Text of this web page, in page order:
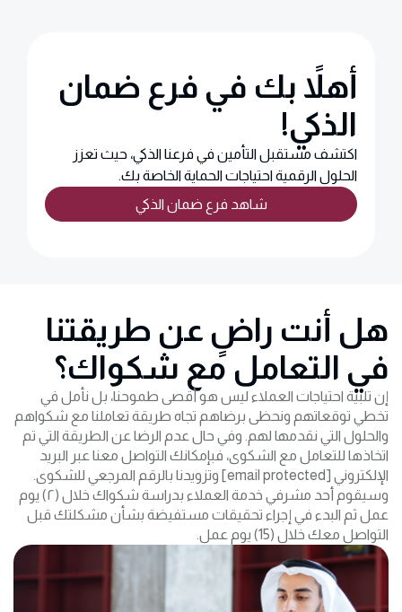
أهلاً بك في فرع ضمان
الذكي!
اكتشف مستقبل التأمين في فرعنا الذكي، حيث تعزز
الحلول الرقمية احتياجات الحماية الخاصة بك.
شاهد فرع ضمان الذكي
هل أنت راضٍ عن طريقتنا
في التعامل مع شكواك؟
إن تلبية احتياجات العملاء ليس هو أقصى طموحنا، بل نأمل في
تخطي توقعاتهم ونحظى برضاهم تجاه طريقة تعاملنا مع شكواهم
والحلول التي نقدمها لهم. وفي حال عدم الرضا عن الطريقة التي تم
اتخاذها للتعامل مع الشكوى، فبإمكانك التواصل معنا عبر البريد
الإلكتروني [email protected]
وتزويدنا بالرقم المرجعي للشكوى.
وسيقوم أحد مشرفي خدمة العملاء بدراسة شكواك خلال (۲) يوم
عمل ثم البدء في إجراء تحقيقات مستفيضة بشأن مشكلتك قبل
التواصل معك خلال (15) يوم عمل.